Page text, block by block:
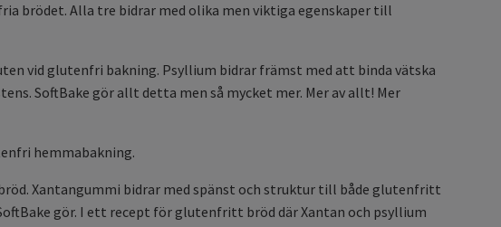
brödet. Alla tre bidrar med olika men viktiga egenskaper till
vid glutenfri bakning. Psyllium bidrar främst med att binda vätska
SoftBake gör allt detta men så mycket mer. Mer av allt! Mer
hemmabakning.
Xantangummi bidrar med spänst och struktur till både glutenfritt
gör. I ett recept för glutenfritt bröd där Xantan och psyllium